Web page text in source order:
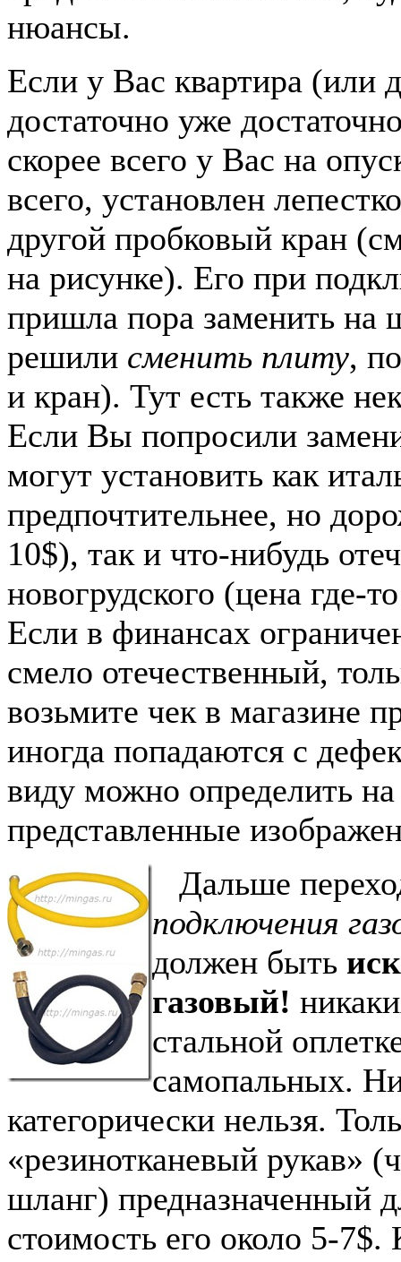
нюансы.
Если у Вас квартира (или
достаточно уже
скорее всего у Вас на
всего, установлен
другой пробковый кран
на рисунке). Его при
пришла пора заменить на
решили сменить плиту,
и кран). Тут есть также
Если Вы попросили
могут установить как
предпочтительнее, но
10$), так и что-нибудь
новогрудского (цена где-
Если в финансах
смело отечественный,
возьмите чек в магазине
иногда попадаются с
виду можно определить на
представленные
Дальше
подключения
должен быть
газовый!
стальной
самопальных.
категорически нельзя.
«резинотканевый рукав»
шланг) предназначенный
стоимость его около 5-